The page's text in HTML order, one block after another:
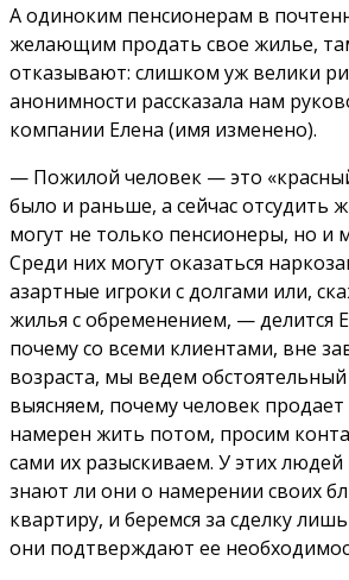
А одиноким пенсионерам в
желающим продать свое жилье,
отказывают: слишком уж велики
анонимности рассказала нам
компании Елена (имя изменено).
— Пожилой человек — это
было и раньше, а сейчас отсудить
могут не только пенсионеры, но и
Среди них могут оказаться
азартные игроки с долгами или,
жилья с обременением, — делится
почему со всеми клиентами, вне
возраста, мы ведем обстоятельный
выясняем, почему человек продает
намерен жить потом, просим
сами их разыскиваем. У этих
знают ли они о намерении своих
квартиру, и беремся за сделку
они подтверждают ее